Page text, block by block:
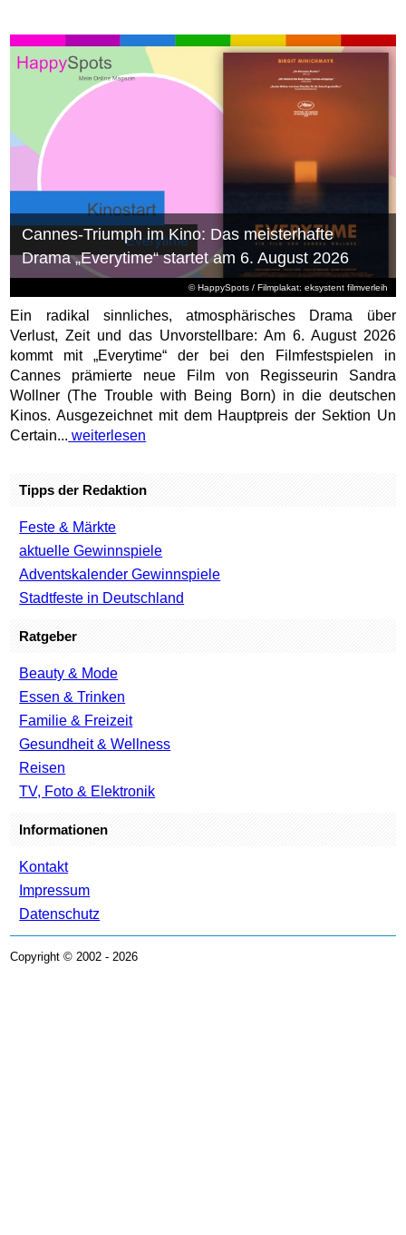
© HappySpots / Filmplakat: eksystent filmverleih
Cannes-Triumph im Kino: Das meisterhafte
Drama „Everytime“ startet am 6. August 2026
Ein radikal sinnliches, atmosphärisches Drama über
Verlust, Zeit und das Unvorstellbare: Am 6. August 2026
kommt mit „Everytime“ der bei den Filmfestspielen in
Cannes prämierte neue Film von Regisseurin Sandra
Wollner (The Trouble with Being Born) in die deutschen
Kinos. Ausgezeichnet mit dem Hauptpreis der Sektion Un
Certain... weiterlesen
Tipps der Redaktion
Feste & Märkte
aktuelle Gewinnspiele
Adventskalender Gewinnspiele
Stadtfeste in Deutschland
Ratgeber
Beauty & Mode
Essen & Trinken
Familie & Freizeit
Gesundheit & Wellness
Reisen
TV, Foto & Elektronik
Informationen
Kontakt
Impressum
Datenschutz
Copyright © 2002 - 2026